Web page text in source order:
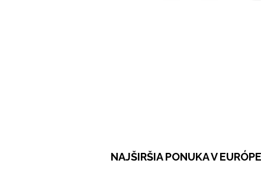
NAJŠIRŠIA PONUKA V EURÓPE